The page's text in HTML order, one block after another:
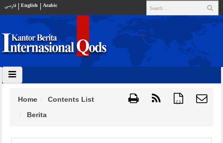
فارسي English Arabic
{ }
Home
Contents List
Berita